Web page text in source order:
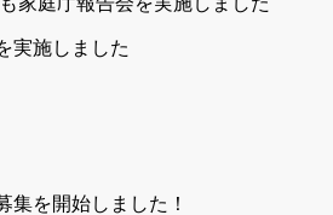
実施しました